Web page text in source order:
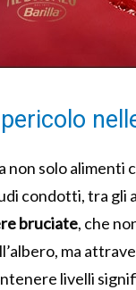
non solo alimenti
condotti, tra gli
bruciate, che
ma
livelli